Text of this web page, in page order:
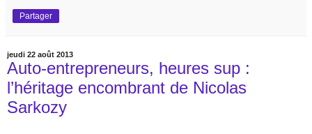
Partager
jeudi 22 août 2013
Auto-entrepreneurs, heures sup :
l’héritage encombrant de Nicolas
Sarkozy